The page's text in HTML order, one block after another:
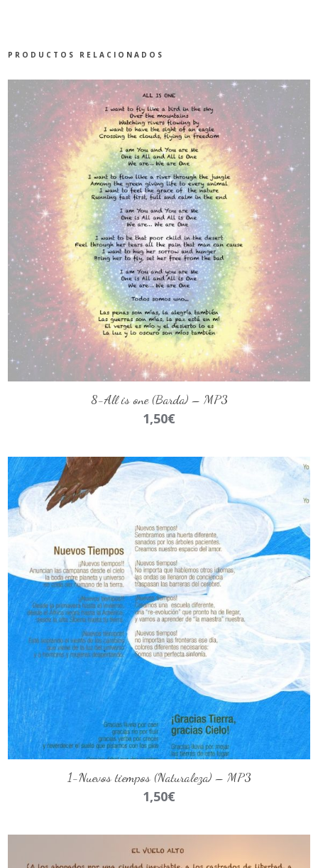
PRODUCTOS RELACIONADOS
AÑADIR AL CARRITO
8-All is one (Barda) – MP3
1,50€
AÑADIR AL CARRITO
1-Nuevos tiempos (Naturaleza) – MP3
1,50€